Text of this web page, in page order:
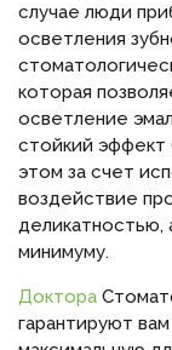
случае люди
осветления
которая
осветление
стойкий эффект
этом за счет
воздействие
деликатностью,
минимуму.
Доктора
гарантируют